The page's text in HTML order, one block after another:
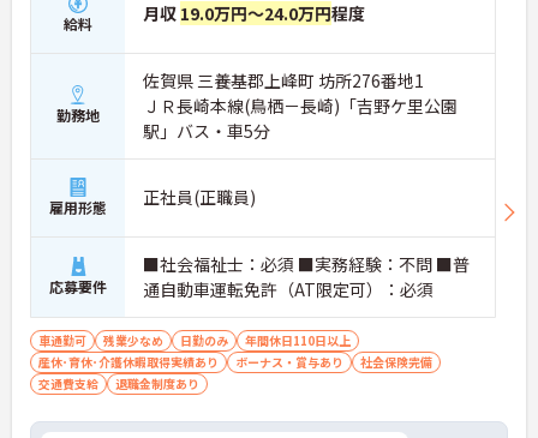
給料 月収 19.0万円～24.0万円程度
勤務地
佐賀県 三養基郡上峰町 坊所276番地1
ＪＲ長崎本線(鳥栖－長崎)「吉野ケ里公園
駅」バス・車5分
雇用形態 正社員(正職員)
応募要件
■社会福祉士：必須 ■実務経験：不問 ■普
通自動車運転免許（AT限定可）：必須
車通勤可 残業少なめ 日勤のみ
年間休日110日以上
産休･育休･介護休暇取得実績あり
ボーナス・賞与あり
社会保険完備
交通費支給
退職金制度あり